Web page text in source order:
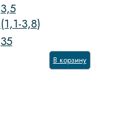
3,5
(1,1-3,8)
35
В корзину